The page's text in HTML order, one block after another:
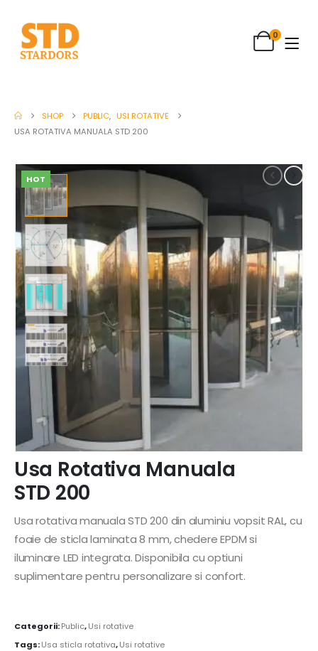
0
SHOP PUBLIC, USI ROTATIVE
USA ROTATIVA MANUALA STD 200
HOT
Usa Rotativa Manuala
STD 200
Usa rotativa manuala STD 200 din aluminiu vopsit RAL, cu
foaie de sticla laminata 8 mm, chedere EPDM si
iluminare LED integrata. Disponibila cu optiuni
suplimentare pentru personalizare si confort.
Categorii:Public,Usi rotative
Tags:Usa sticla rotativa,Usi rotative